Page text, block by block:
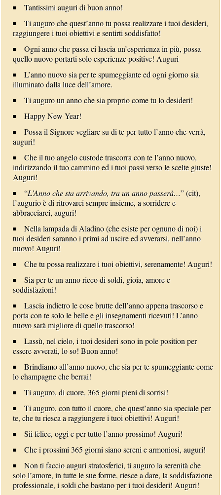
Tantissimi auguri di buon anno!
Ti auguro che quest’anno tu possa realizzare i tuoi desideri,
raggiungere i tuoi obiettivi e sentirti soddisfatto!
Ogni anno che passa ci lascia un’esperienza in più, possa
quello nuovo portarti solo esperienze positive! Auguri
L’anno nuovo sia per te spumeggiante ed ogni giorno sia
illuminato dalla luce dell’amore.
Ti auguro un anno che sia proprio come tu lo desideri!
Happy New Year!
Possa il Signore vegliare su di te per tutto l’anno che verrà,
auguri!
Che il tuo angelo custode trascorra con te l’anno nuovo,
indirizzando il tuo cammino ed i tuoi passi verso le scelte giuste!
Auguri!
“L’Anno che sta arrivando, tra un anno passerà…” (cit),
l’augurio è di ritrovarci sempre insieme, a sorridere e
abbracciarci, auguri!
Nella lampada di Aladino (che esiste per ognuno di noi) i
tuoi desideri saranno i primi ad uscire ed avverarsi, nell’anno
nuovo! Auguri!
Che tu possa realizzare i tuoi obiettivi, serenamente! Auguri!
Sia per te un anno ricco di soldi, gioia, amore e
soddisfazioni!
Lascia indietro le cose brutte dell’anno appena trascorso e
porta con te solo le belle e gli insegnamenti ricevuti! L’anno
nuovo sarà migliore di quello trascorso!
Lassù, nel cielo, i tuoi desideri sono in pole position per
essere avverati, lo so! Buon anno!
Brindiamo all’anno nuovo, che sia per te spumeggiante come
lo champagne che berrai!
Ti auguro, di cuore, 365 giorni pieni di sorrisi!
Ti auguro, con tutto il cuore, che quest’anno sia speciale per
te, che tu riesca a raggiungere i tuoi obiettivi! Auguri!
Sii felice, oggi e per tutto l’anno prossimo! Auguri!
Che i prossimi 365 giorni siano sereni e armoniosi, auguri!
Non ti faccio auguri stratosferici, ti auguro la serenità che
solo l’amore, in tutte le sue forme, riesce a dare, la soddisfazione
professionale, i soldi che bastano per i tuoi desideri! Auguri!